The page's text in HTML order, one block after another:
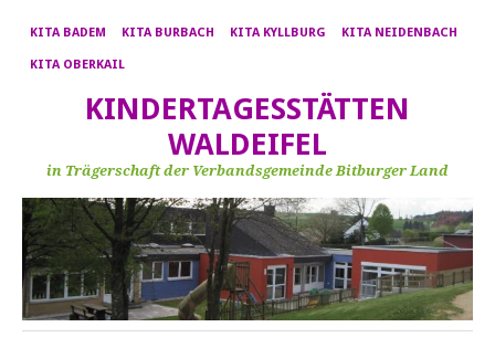
KITA BADEM KITA BURBACH KITA KYLLBURG KITA NEIDENBACH
KITA OBERKAIL
KINDERTAGESSTÄTTEN
WALDEIFEL
in Trägerschaft der Verbandsgemeinde Bitburger Land